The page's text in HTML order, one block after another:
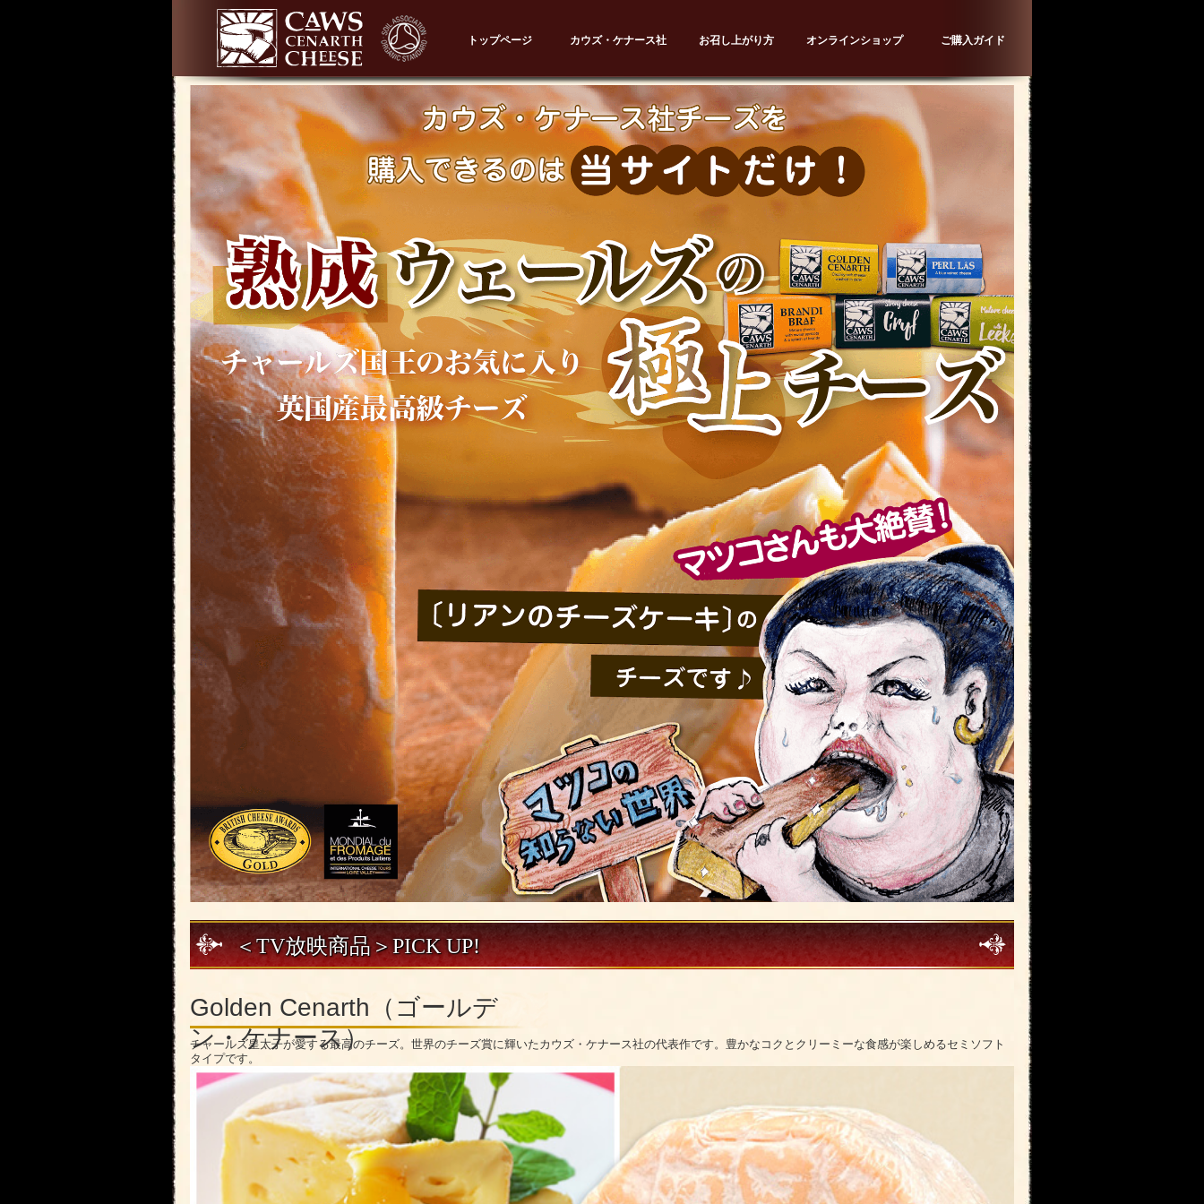
トップページ カウズ・ケナース社 お召し上がり方 オンラインショップ ご購入ガイド
リアンのチーズケーキのチーズ
＜TV放映商品＞PICK UP!
Golden Cenarth（ゴールデ
ン・ケナース）
チャールズ皇太子が愛する最高のチーズ。世界のチーズ賞に輝いたカウズ・ケナース社の代表作です。豊かなコクとクリーミーな食感が楽しめるセミソフト
タイプです。